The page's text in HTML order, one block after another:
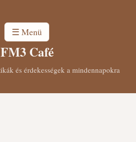
☰ Menü
FM3 Café
és érdekességek a mindennapokra